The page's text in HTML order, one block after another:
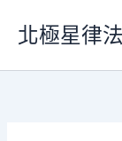
要
北極星律